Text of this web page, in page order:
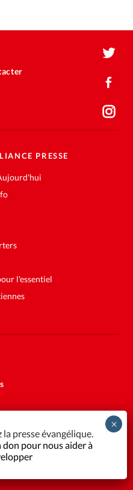
PRESSE
l'essentiel
la presse évangélique.
don pour nous aider à